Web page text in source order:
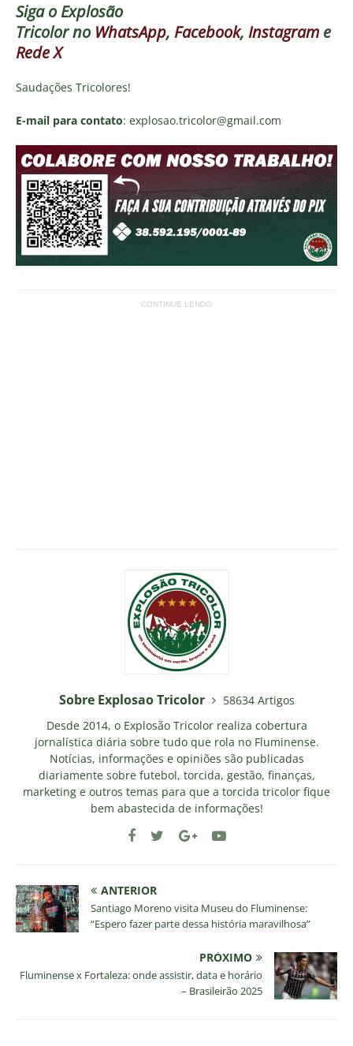
Siga oExplosão
Tricolorno WhatsApp, Facebook, Instagram e
Rede X
Saudações Tricolores!
E-mail para contato: explosao.tricolor@gmail.com
CONTINUE LENDO
Sobre Explosao Tricolor
58634 Artigos
Desde 2014, o Explosão Tricolor realiza cobertura
jornalística diária sobre tudo que rola no Fluminense.
Notícias, informações e opiniões são publicadas
diariamente sobre futebol, torcida, gestão, finanças,
marketing e outros temas para que a torcida tricolor fique
bem abastecida de informações!
ANTERIOR
Santiago Moreno visita Museu do Fluminense:
“Espero fazer parte dessa história maravilhosa”
PRÓXIMO
Fluminense x Fortaleza: onde assistir, data e horário
– Brasileirão 2025